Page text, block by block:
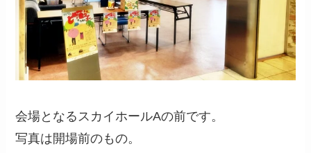
会場となるスカイホールAの前です。
写真は開場前のもの。